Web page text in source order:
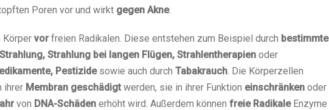
Poren vor und wirkt gegen Akne.
Körper vor freien Radikalen. Diese entstehen zum Beispiel durch bestimmte
Strahlung bei langen Flügen, Strahlentherapien oder
Pestizidesowie auch durch Tabakrauch. Die Körperzellen
ihrer Membran geschädigt werden, sie in ihrer Funktion einschränken oder
von DNA-Schäden erhöht wird. Außerdem können freie RadikaleEnzyme